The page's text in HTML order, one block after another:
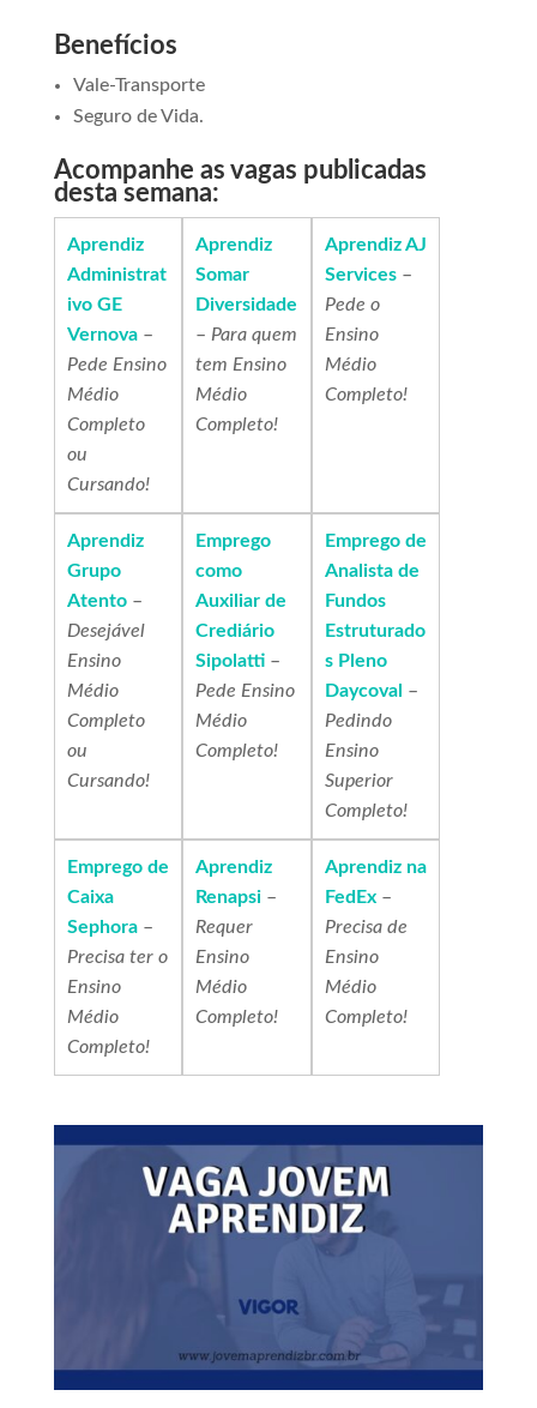
Benefícios
Vale-Transporte
Seguro de Vida.
Acompanhe as vagas publicadas
desta semana:
Aprendiz
Administrat
ivo GE
Vernova –
Pede Ensino
Médio
Completo
ou
Cursando!
Aprendiz
Somar
Diversidade
–Para quem
tem Ensino
Médio
Completo!
Aprendiz AJ
Services –
Pede o
Ensino
Médio
Completo!
Aprendiz
Grupo
Atento–
Desejável
Ensino
Médio
Completo
ou
Cursando!
Emprego
como
Auxiliar de
Crediário
Sipolatti –
Pede Ensino
Médio
Completo!
Emprego de
Analista de
Fundos
Estruturado
s Pleno
Daycoval –
Pedindo
Ensino
Superior
Completo!
Emprego de
Caixa
Sephora–
Precisa ter o
Ensino
Médio
Completo!
Aprendiz
Renapsi –
Requer
Ensino
Médio
Completo!
Aprendiz na
FedEx –
Precisa de
Ensino
Médio
Completo!